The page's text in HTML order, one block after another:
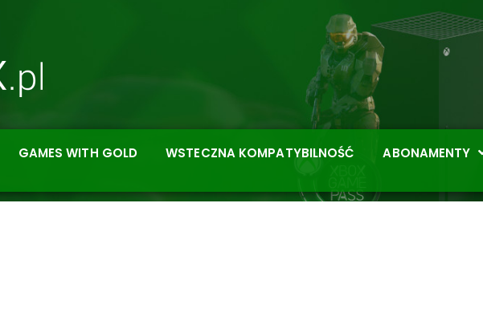
GAMES WITH GOLD WSTECZNA KOMPATYBILNOŚĆ
ABONAMENTY